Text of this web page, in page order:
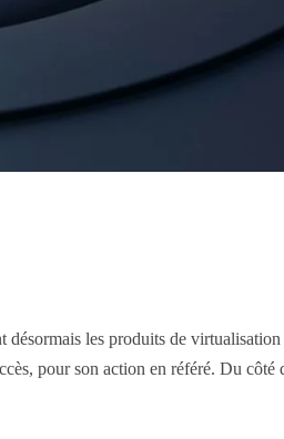
désormais les produits de
pour son action en référé. Du côté